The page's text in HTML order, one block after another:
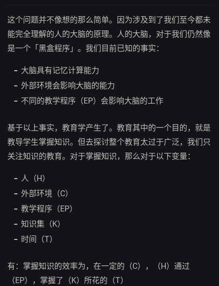
这个问题并不像想的那么简单。因为涉及到了我们至今都未
能完全理解的人的大脑的原理。人的大脑，对于我们仍然像
是一个「黑盒程序」。我们目前已知的事实：
大脑具有记忆计算能力
外部环境会影响大脑的能力
不同的教学程序（EP）会影响大脑的工作
基于以上事实，教育学产生了。教育其中的一个目的，就是
教导学生掌握知识。但去探讨整个教育太过于广泛，我们只
关注知识的教育。对于掌握知识，那么对于以下变量：
人（H）
外部环境（C）
教学程序（EP）
知识集（K）
时间（T）
有：掌握知识的效率为，在一定的（C），（H）通过
（EP），掌握了（K）所花的（T）